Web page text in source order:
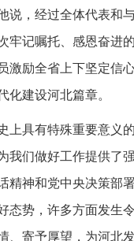
说，经过全体代表和
牢记嘱托、感恩奋进
激励全省上下坚定信
化建设河北篇章。
上具有特殊重要意义
我们做好工作提供了
精神和党中央决策部
态势，许多方面发生
、寄予厚望，为河北